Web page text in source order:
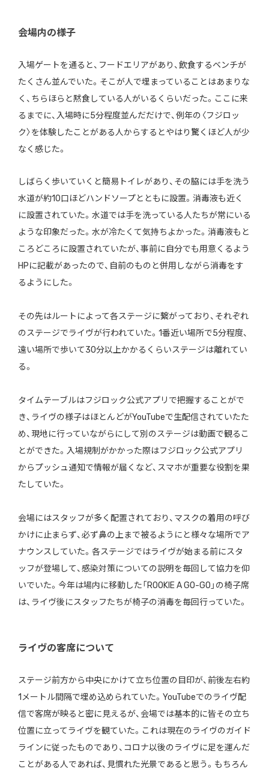
会場内の様子
入場ゲートを通ると、フードエリアがあり、飲食するベンチが
たくさん並んでいた。そこが人で埋まっていることはあまりな
く、ちらほらと黙食している人がいるくらいだった。ここに来
るまでに、入場時に5分程度並んだだけで、例年の〈フジロッ
ク〉を体験したことがある人からするとやはり驚くほど人が少
なく感じた。
しばらく歩いていくと簡易トイレがあり、その脇には手を洗う
水道が約10口ほどハンドソープとともに設置。消毒液も近く
に設置されていた。水道では手を洗っている人たちが常にいる
ような印象だった。水が冷たくて気持ちよかった。消毒液もと
ころどころに設置されていたが、事前に自分でも用意くるよう
HPに記載があったので、自前のものと併用しながら消毒をす
るようにした。
その先はルートによって各ステージに繋がっており、それぞれ
のステージでライヴが行われていた。1番近い場所で5分程度、
遠い場所で歩いて30分以上かかるくらいステージは離れてい
る。
タイムテーブルはフジロック公式アプリで把握することがで
き、ライヴの様子はほとんどがYouTubeで生配信されていたた
め、現地に行っていながらにして別のステージは動画で観るこ
とができた。入場規制がかかった際はフジロック公式アプリ
からプッシュ通知で情報が届くなど、スマホが重要な役割を果
たしていた。
会場にはスタッフが多く配置されており、マスクの着用の呼び
かけに止まらず、必ず鼻の上まで被るようにと様々な場所でア
ナウンスしていた。各ステージではライヴが始まる前にスタ
ッフが登場して、感染対策についての説明を毎回して協力を仰
いでいた。今年は場内に移動した「ROOKIE A GO-GO」の椅子席
は、ライヴ後にスタッフたちが椅子の消毒を毎回行っていた。
ライヴの客席について
ステージ前方から中央にかけて立ち位置の目印が、前後左右約
1メートル間隔で埋め込められていた。YouTubeでのライヴ配
信で客席が映ると密に見えるが、会場では基本的に皆その立ち
位置に立ってライヴを観ていた。これは現在のライヴのガイド
ラインに従ったものであり、コロナ以後のライヴに足を運んだ
ことがある人であれば、見慣れた光景であると思う。もちろん